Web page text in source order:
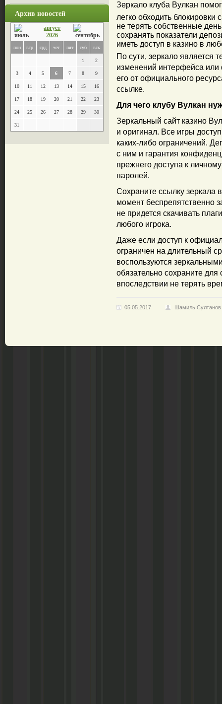
Архив новостей
август
2026
пон втр срд чет пят суб вск
1 2
3 4 5 6 7 8 9
10 11 12 13 14 15 16
17 18 19 20 21 22 23
24 25 26 27 28 29 30
31
Зеркало клуба Вулкан
легко обходить блокировки
не терять собственные
сохранять показатели
иметь доступ в казино в
По сути, зеркало
изменений интерфейса или
его от официального
ссылке.
Для чего клубу Вулкан
Зеркальный сайт казино
и оригинал. Все игры
каких-либо ограничений.
с ним и гарантия
прежнего доступа к
паролей.
Сохраните ссылку зеркала
момент беспрепятственно
не придется скачивать
любого игрока.
Даже если доступ к
ограничен на длительный
воспользуются
обязательно сохраните
впоследствии не терять
05.05.2017 Шамиль Султанов